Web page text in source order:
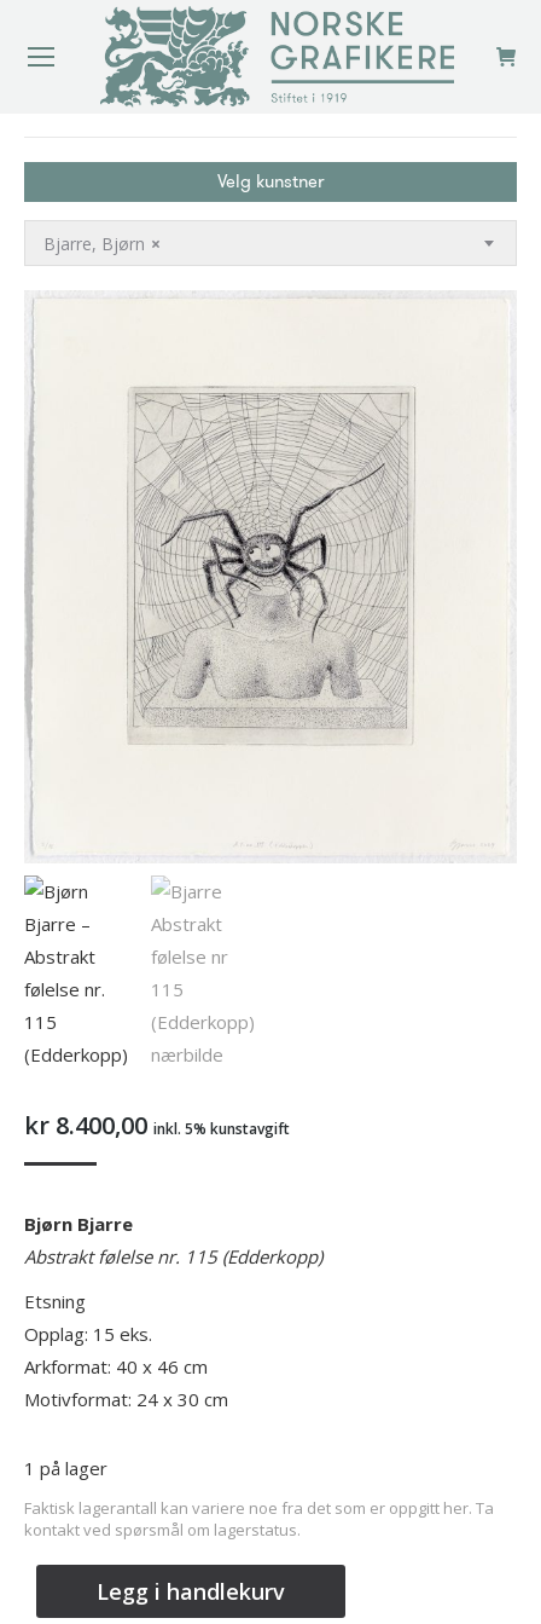
Velg kunstner
×
Bjarre, Bjørn
kr 8.400,00 inkl. 5% kunstavgift
Bjørn Bjarre
Abstrakt følelse nr. 115 (Edderkopp)
Etsning
Opplag: 15 eks.
Arkformat: 40 x 46 cm
Motivformat: 24 x 30 cm
1 på lager
Faktisk lagerantall kan variere noe fra det som er oppgitt her. Ta
kontakt ved spørsmål om lagerstatus.
Legg i handlekurv